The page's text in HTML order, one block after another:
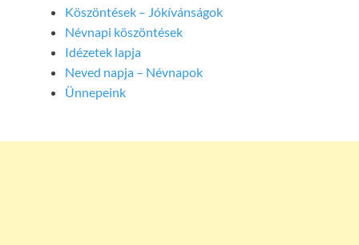
Köszöntések – Jókívánságok
Névnapi köszöntések
Idézetek lapja
Neved napja – Névnapok
Ünnepeink